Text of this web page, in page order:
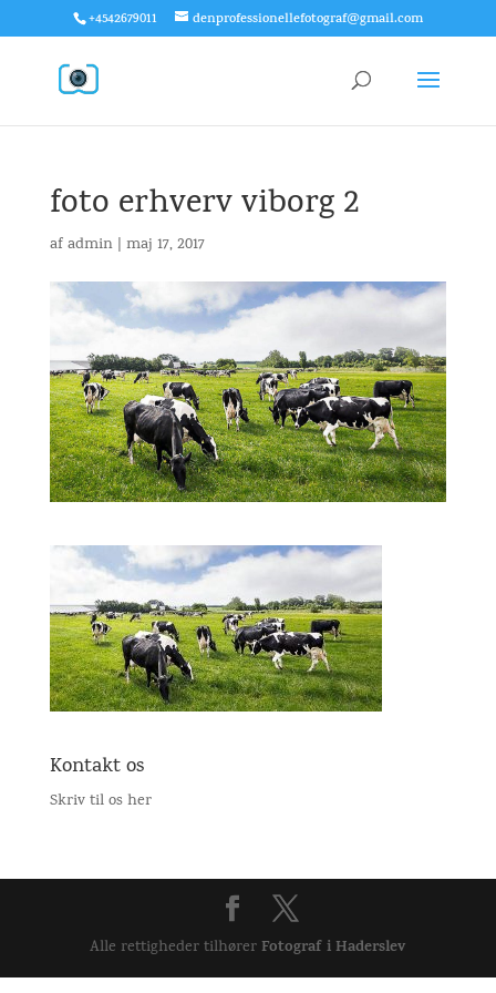
+4542679011 denprofessionellefotograf@gmail.com
foto erhverv viborg 2
afadmin| maj 17, 2017
Kontakt os
Skriv til os her
Alle rettigheder tilhører Fotograf i Haderslev